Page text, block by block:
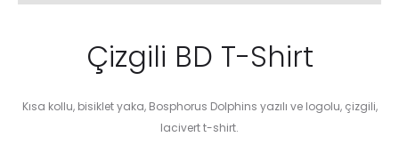
Çizgili BD T-Shirt
Kısa kollu, bisiklet yaka, Bosphorus Dolphins yazılı ve logolu, çizgili,
lacivert t-shirt.